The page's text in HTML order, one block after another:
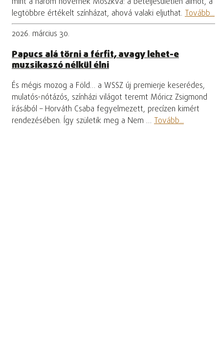
legtöbbre értékelt színházat, ahová valaki eljuthat. Tovább...
2026. március 30.
Papucs alá törni a férfit, avagy lehet-e
muzsikaszó nélkül élni
És mégis mozog a Föld… a WSSZ új premierje keserédes,
mulatós-nótázós, színházi világot teremt Móricz Zsigmond
írásából – Horváth Csaba fegyelmezett, precízen kimért
rendezésében. Így születik meg a Nem … Tovább...